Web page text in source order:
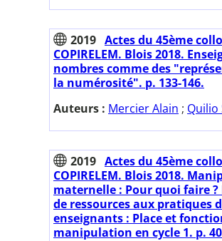
2019 Actes du 45ème
COPIRELEM. Blois 2018.
nombres comme des
la numérosité". p. 133-146.
Auteurs : Mercier Alain ; Quilio
2019 Actes du 45ème
COPIRELEM. Blois 2018.
maternelle : Pour quoi faire ?
de ressources aux pratiques
enseignants : Place et
manipulation en cycle 1. p.